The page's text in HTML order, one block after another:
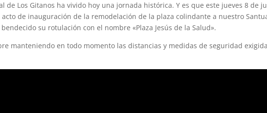
de Los Gitanos ha vivido hoy una jornada histórica. Y es que este jueves 8 de
de inauguración de la remodelación de la plaza colindante a nuestro
su rotulación con el nombre «Plaza Jesús de la Salud».
manteniendo en todo momento las distancias y medidas de seguridad